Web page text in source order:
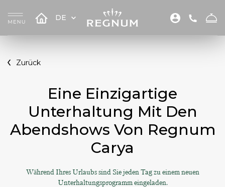
DE
Zurück
Eine Einzigartige
Unterhaltung Mit Den
Abendshows Von Regnum
Carya
Während Ihres Urlaubs sind Sie jeden Tag zu einem neuen
Unterhaltungsprogramm eingeladen.